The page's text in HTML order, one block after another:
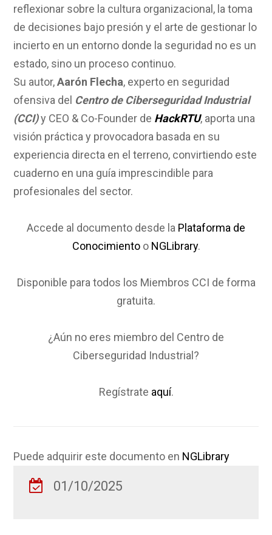
reflexionar sobre la cultura organizacional, la toma
de decisiones bajo presión y el arte de gestionar lo
incierto en un entorno donde la seguridad no es un
estado, sino un proceso continuo.
Su autor,Aarón Flecha, experto en seguridad
ofensiva del Centro de Ciberseguridad Industrial
(CCI)y CEO & Co-Founder de HackRTU, aporta una
visión práctica y provocadora basada en su
experiencia directa en el terreno, convirtiendo este
cuaderno en una guía imprescindible para
profesionales del sector.
Accede al documento desde la Plataforma de
Conocimientoo NGLibrary.
Disponible para todos los Miembros CCI de forma
gratuita.
¿Aún no eres miembro del Centro de
Ciberseguridad Industrial?
Regístrate aquí.
Puede adquirir este documento en NGLibrary
01/10/2025